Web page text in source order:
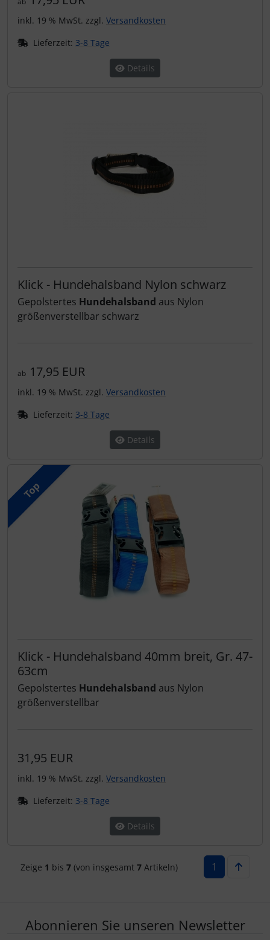
inkl. 19 % MwSt. zzgl. Versandkosten
Lieferzeit: 3-8 Tage
Details
Klick - Hundehalsband Nylon schwarz
Gepolstertes Hundehalsband aus Nylon
größenverstellbar schwarz
ab 17,95 EUR
inkl. 19 % MwSt. zzgl. Versandkosten
Lieferzeit: 3-8 Tage
Details
Top
Klick - Hundehalsband 40mm breit, Gr. 47-
63cm
Gepolstertes Hundehalsband aus Nylon
größenverstellbar
31,95 EUR
inkl. 19 % MwSt. zzgl. Versandkosten
Lieferzeit: 3-8 Tage
Details
Zeige 1 bis 7(von insgesamt 7Artikeln) 1
Abonnieren Sie unseren Newsletter